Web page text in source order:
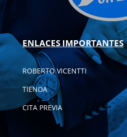
ENLACES IMPORTANTES
ROBERTO VICENTTI
TIENDA
CITA PREVIA